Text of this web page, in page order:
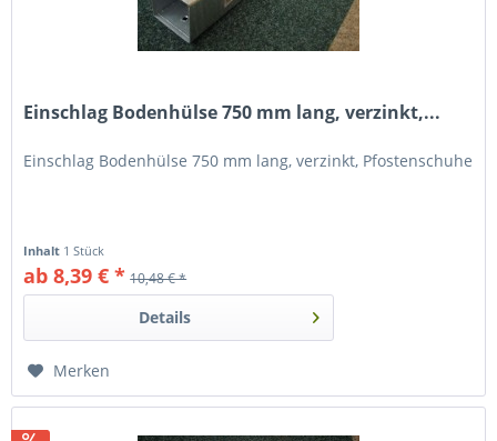
Einschlag Bodenhülse 750 mm lang, verzinkt,...
Einschlag Bodenhülse 750 mm lang, verzinkt, Pfostenschuhe
Inhalt 1 Stück
ab 8,39 € * 10,48 € *
Details
Merken